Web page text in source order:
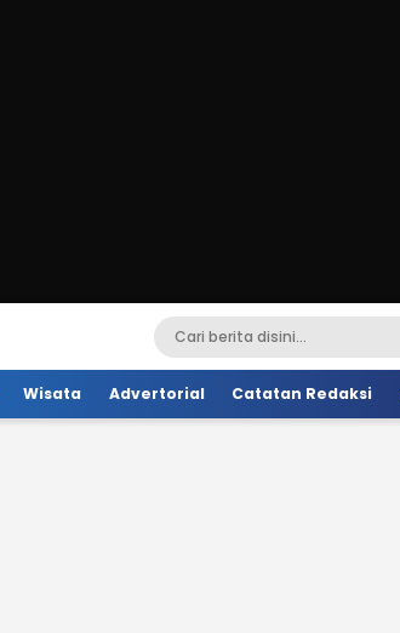
Wisata Advertorial Catatan Redaksi